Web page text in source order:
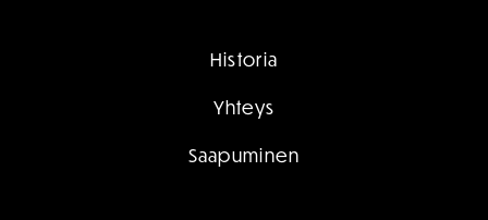
Historia
Yhteys
Saapuminen